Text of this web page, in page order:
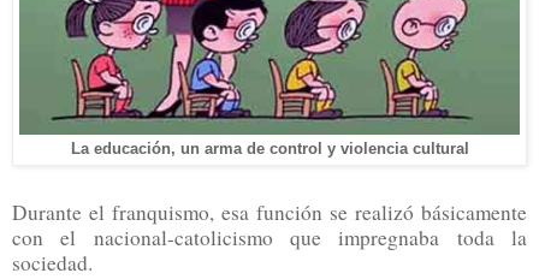
La educación, un arma de control y violencia cultural
Durante el franquismo, esa función se realizó básicamente
con el nacional-catolicismo que impregnaba toda la
sociedad.